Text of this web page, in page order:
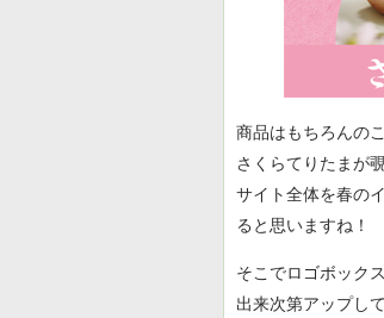
商品はもちろんの
さくらてりたまが
サイト全体を春の
ると思いますね！
そこでロゴボック
出来次第アップし